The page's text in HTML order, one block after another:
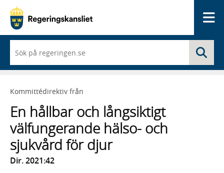
du
börjar
skriva
framträder
lista
med
sökförslag
Kommittédirektiv från
En hållbar och långsiktigt
välfungerande hälso- och
sjukvård för djur
Dir. 2021:42